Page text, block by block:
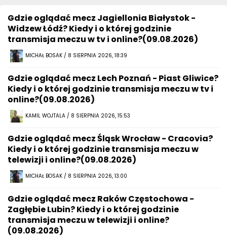
Gdzie oglądać mecz Jagiellonia Białystok -
Widzew Łódź? Kiedy i o której godzinie
transmisja meczu w tv i online?(09.08.2026)
MICHAŁ BOSAK / 8 SIERPNIA 2026, 18:39
Gdzie oglądać mecz Lech Poznań - Piast Gliwice?
Kiedy i o której godzinie transmisja meczu w tv i
online?(09.08.2026)
KAMIL WOJTALA / 8 SIERPNIA 2026, 15:53
Gdzie oglądać mecz Śląsk Wrocław - Cracovia?
Kiedy i o której godzinie transmisja meczu w
telewizji i online?(09.08.2026)
MICHAŁ BOSAK / 8 SIERPNIA 2026, 13:00
Gdzie oglądać mecz Raków Częstochowa -
Zagłębie Lubin? Kiedy i o której godzinie
transmisja meczu w telewizji i online?
(09.08.2026)